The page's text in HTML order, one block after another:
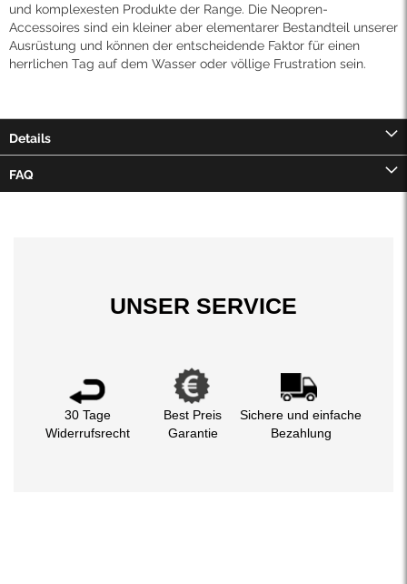
und komplexesten Produkte der Range. Die Neopren-
Accessoires sind ein kleiner aber elementarer Bestandteil unserer
Ausrüstung und können der entscheidende Faktor für einen
herrlichen Tag auf dem Wasser oder völlige Frustration sein.
Details
FAQ
UNSER SERVICE
30 Tage
Widerrufsrecht
Best Preis
Garantie
Sichere und einfache
Bezahlung